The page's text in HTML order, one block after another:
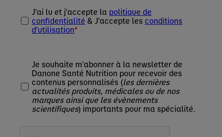
J'ai lu et j'accepte la politique de
confidentialité & J'accepte lesconditions
d'utilisation
Je souhaite m'abonner à la newsletter de
Danone Santé Nutrition pour recevoir des
contenus personnalisés (les dernières
actualités produits, médicales ou de nos
marques ainsi que les évènements
scientifiques) importants pour ma spécialité.